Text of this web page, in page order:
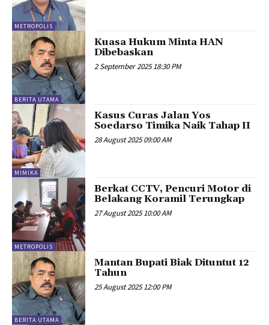
METROPOLIS
BERITA UTAMA
Kuasa Hukum Minta HAN
Dibebaskan
2 September 2025 18:30 PM
MIMIKA
Kasus Curas Jalan Yos
Soedarso Timika Naik Tahap II
28 August 2025 09:00 AM
METROPOLIS
Berkat CCTV, Pencuri Motor di
Belakang Koramil Terungkap
27 August 2025 10:00 AM
BERITA UTAMA
Mantan Bupati Biak Dituntut 12
Tahun
25 August 2025 12:00 PM